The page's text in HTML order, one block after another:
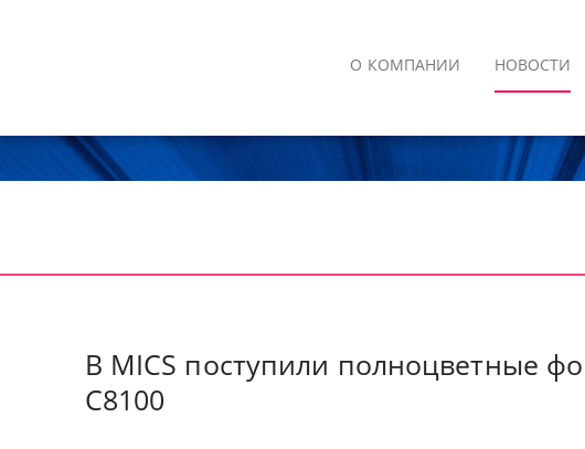
О КОМПАНИИ НОВОСТИ
В MICS поступили полноцветные
С8100